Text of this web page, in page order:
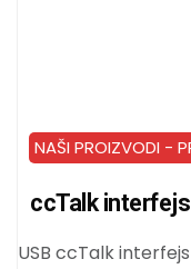
NAŠI PROIZVODI -
ccTalk
USB ccTalk